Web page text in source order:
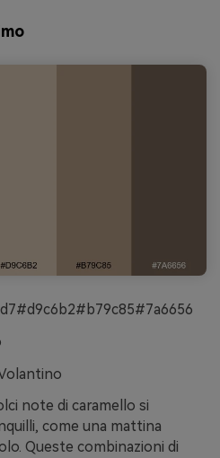
note di caramello si
come una mattina
Queste combinazioni di